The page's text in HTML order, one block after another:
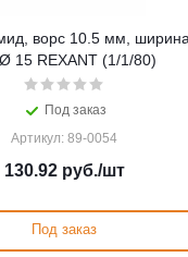
ворс 10.5 мм,
15 REXANT (1/1/80)
Под заказ
Артикул: 89-0054
130.92руб./шт
Под заказ